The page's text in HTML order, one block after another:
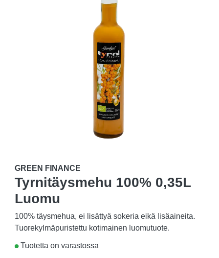
GREEN FINANCE
Tyrnitäysmehu 100% 0,35L
Luomu
100% täysmehua, ei lisättyä sokeria eikä lisäaineita.
Tuorekylmäpuristettu kotimainen luomutuote.
Tuotetta on varastossa